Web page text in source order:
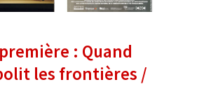
: Quand
les frontières /